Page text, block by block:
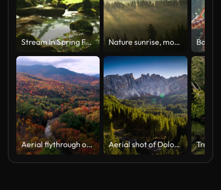
Stream In Spring Forest Dolly Shot Nature sunrise, mountain trees and aerial view of the forrest and beautiful scenic in the outdoors. Drone and natural sunny landscape background of the wilderness environment for travel and scenery
Aerial flythrough of Winding River Through Autumn Trees with Fall Colors in New England Aerial shot of Dolomite Alps at Latemar Mountain in South Tyrol, Italy